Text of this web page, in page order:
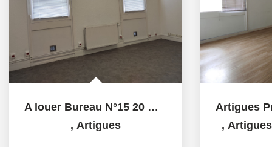
A louer Bureau N°15 20 m² à Artigues Près Bordeaux
, Artigues ,